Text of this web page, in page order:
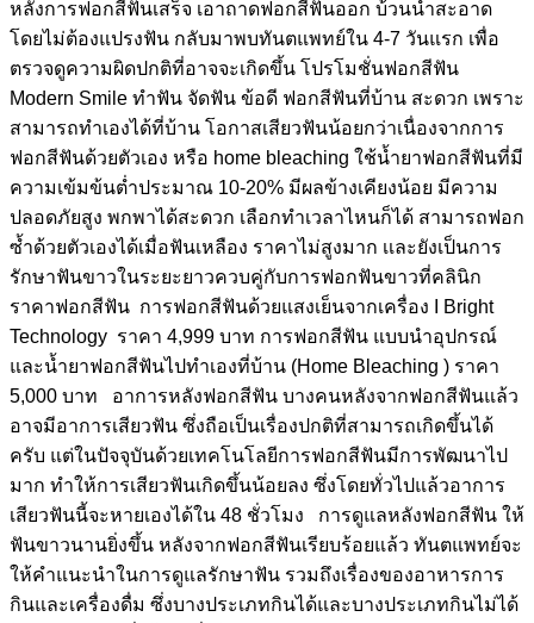
หลังการฟอกสีฟันเสร็จ เอาถาดฟอกสีฟันออก บ้วนน้ำสะอาด
โดยไม่ต้องแปรงฟัน กลับมาพบทันตแพทย์ใน 4-7 วันแรก เพื่อ
ตรวจดูความผิดปกติที่อาจจะเกิดขึ้น โปรโมชั่นฟอกสีฟัน
Modern Smile ทำฟัน จัดฟัน ข้อดี ฟอกสีฟันที่บ้าน สะดวก เพราะ
สามารถทำเองได้ที่บ้าน โอกาสเสียวฟันน้อยกว่าเนื่องจากการ
ฟอกสีฟันด้วยตัวเอง หรือ home bleaching ใช้น้ำยาฟอกสีฟันที่มี
ความเข้มข้นต่ำประมาณ 10-20% มีผลข้างเคียงน้อย มีความ
ปลอดภัยสูง พกพาได้สะดวก เลือกทำเวลาไหนก็ได้ สามารถฟอก
ซ้ำด้วยตัวเองได้เมื่อฟันเหลือง ราคาไม่สูงมาก เเละยังเป็นการ
รักษาฟันขาวในระยะยาวควบคู่กับการฟอกฟันขาวที่คลินิก
ราคาฟอกสีฟัน การฟอกสีฟันด้วยแสงเย็นจากเครื่อง I Bright
Technology ราคา 4,999 บาท การฟอกสีฟัน แบบนำอุปกรณ์
และน้ำยาฟอกสีฟันไปทำเองที่บ้าน (Home Bleaching ) ราคา
5,000 บาท อาการหลังฟอกสีฟัน บางคนหลังจากฟอกสีฟันแล้ว
อาจมีอาการเสียวฟัน ซึ่งถือเป็นเรื่องปกติที่สามารถเกิดขึ้นได้
ครับ แต่ในปัจจุบันด้วยเทคโนโลยีการฟอกสีฟันมีการพัฒนาไป
มาก ทำให้การเสียวฟันเกิดขึ้นน้อยลง ซึ่งโดยทั่วไปแล้วอาการ
เสียวฟันนี้จะหายเองได้ใน 48 ชั่วโมง การดูแลหลังฟอกสีฟัน ให้
ฟันขาวนานยิ่งขึ้น หลังจากฟอกสีฟันเรียบร้อยแล้ว ทันตแพทย์จะ
ให้คำแนะนำในการดูแลรักษาฟัน รวมถึงเรื่องของอาหารการ
กินและเครื่องดื่ม ซึ่งบางประเภทกินได้และบางประเภทกินไม่ได้